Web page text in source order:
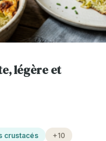
légère et
crustacés +10